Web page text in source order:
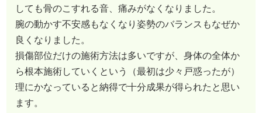
しても骨のこすれる音、痛みがなくなりました。
腕の動かす不安感もなくなり姿勢のバランスもなぜか
良くなりました。
損傷部位だけの施術方法は多いですが、身体の全体か
ら根本施術していくという（最初は少々戸惑ったが）
理にかなっていると納得で十分成果が得られたと思い
ます。